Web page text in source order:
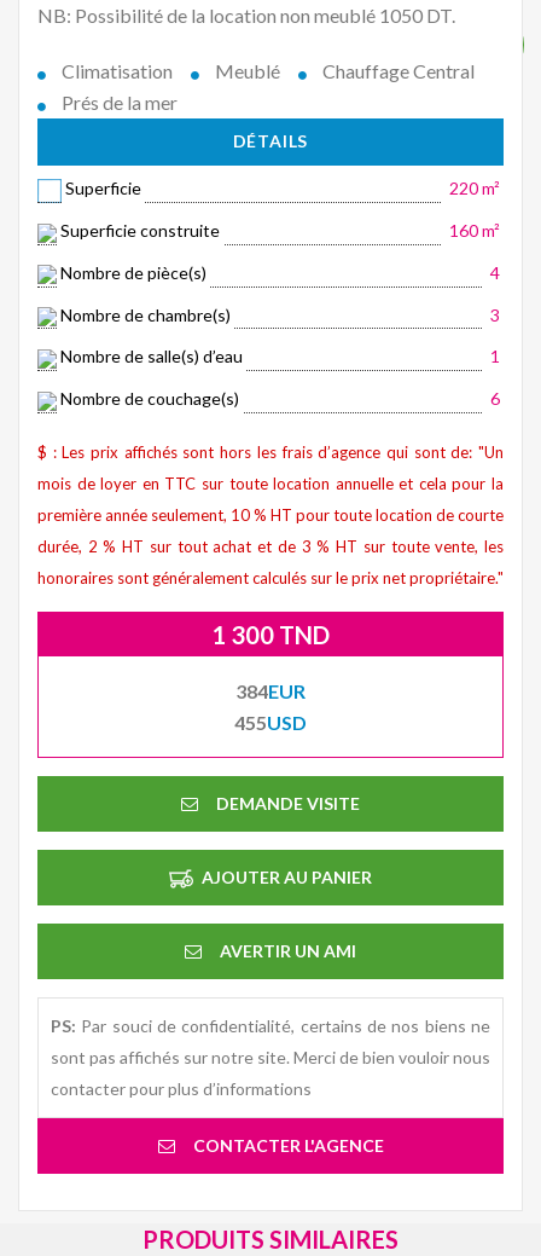
NB: Possibilité de la location non meublé 1050 DT.
Climatisation Meublé
Chauffage Central
Prés de la mer
DÉTAILS
Superficie 220 m²
Superficie construite 160 m²
Nombre de pièce(s) 4
Nombre de chambre(s) 3
Nombre de salle(s) d’eau 1
Nombre de couchage(s) 6
$ : Les prix affichés sont hors les frais d’agence qui sont de: "Un
mois de loyer en TTC sur toute location annuelle et cela pour la
première année seulement, 10 % HT pour toute location de courte
durée, 2 % HT sur tout achat et de 3 % HT sur toute vente, les
honoraires sont généralement calculés sur le prix net propriétaire."
1 300 TND
384EUR
455USD
DEMANDE VISITE
AJOUTER AU PANIER
AVERTIR UN AMI
PS: Par souci de confidentialité, certains de nos biens ne
sont pas affichés sur notre site. Merci de bien vouloir nous
contacter pour plus d’informations
CONTACTER L'AGENCE
PRODUITS SIMILAIRES